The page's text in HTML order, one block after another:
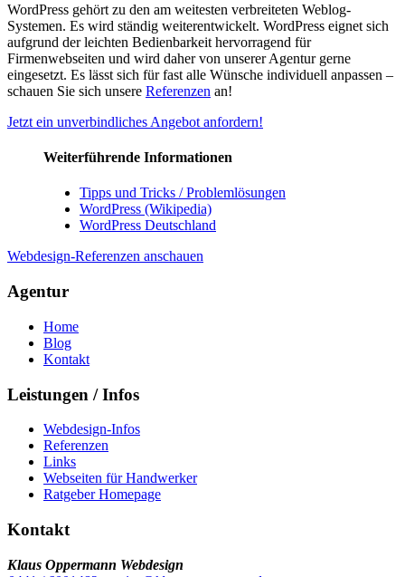
WordPress gehört zu den am weitesten verbreiteten Weblog-
Systemen. Es wird ständig weiterentwickelt. WordPress eignet sich
aufgrund der leichten Bedienbarkeit hervorragend für
Firmenwebseiten und wird daher von unserer Agentur gerne
eingesetzt. Es lässt sich für fast alle Wünsche individuell anpassen –
schauen Sie sich unsere Referenzen an!
Jetzt ein unverbindliches Angebot anfordern!
Weiterführende Informationen
Tipps und Tricks / Problemlösungen
WordPress (Wikipedia)
WordPress Deutschland
Webdesign-Referenzen anschauen
Agentur
Home
Blog
Kontakt
Leistungen / Infos
Webdesign-Infos
Referenzen
Links
Webseiten für Handwerker
Ratgeber Homepage
Kontakt
Klaus Oppermann Webdesign